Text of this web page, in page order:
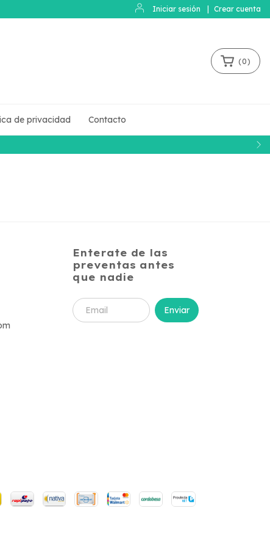
Iniciar sesión Crear cuenta
(0)
de privacidad Contacto
Enterate de las
preventas antes
que nadie